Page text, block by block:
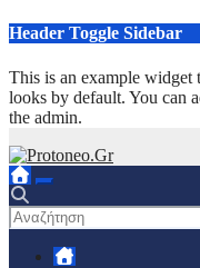
Μετάβαση
περιεχόμενο
Header Toggle Sidebar
This is an example widget
looks by default. You can
the admin.